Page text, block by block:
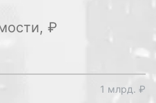
₽
1 млрд. ₽